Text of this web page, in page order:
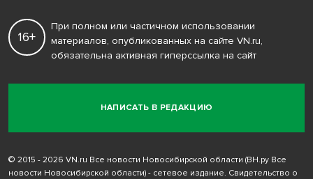
НАПИСАТЬ В РЕДАКЦИЮ
16+
При полном или частичном использовании
материалов, опубликованных на сайте VN.ru,
обязательна активная гиперссылка на сайт
© 2015 - 2026 VN.ru Все новости Новосибирской области (ВН.ру Все
новости Новосибирской области) - сетевое издание. Свидетельство о